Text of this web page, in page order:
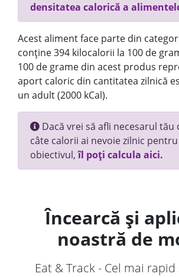
densitatea calorică a
Acest aliment face parte din
conține 394 kilocalorii la 100 de
100 de grame din acest produs
aport caloric din cantitatea zilnică
un adult (2000 kCal).
Dacă vrei să afli necesarul tău
câte calorii ai nevoie zilnic
obiectivul,îl poți calcula aici.
Încearcă și
noastră de
Eat & Track - Cel mai